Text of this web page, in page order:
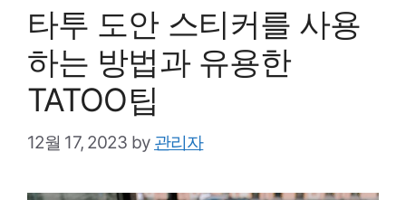
타투 도안 스티커를 사용
하는 방법과 유용한
TATOO팁
12월 17, 2023 by 관리자